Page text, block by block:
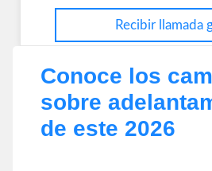
Recibir llamada
Conoce los
sobre
de este 2026